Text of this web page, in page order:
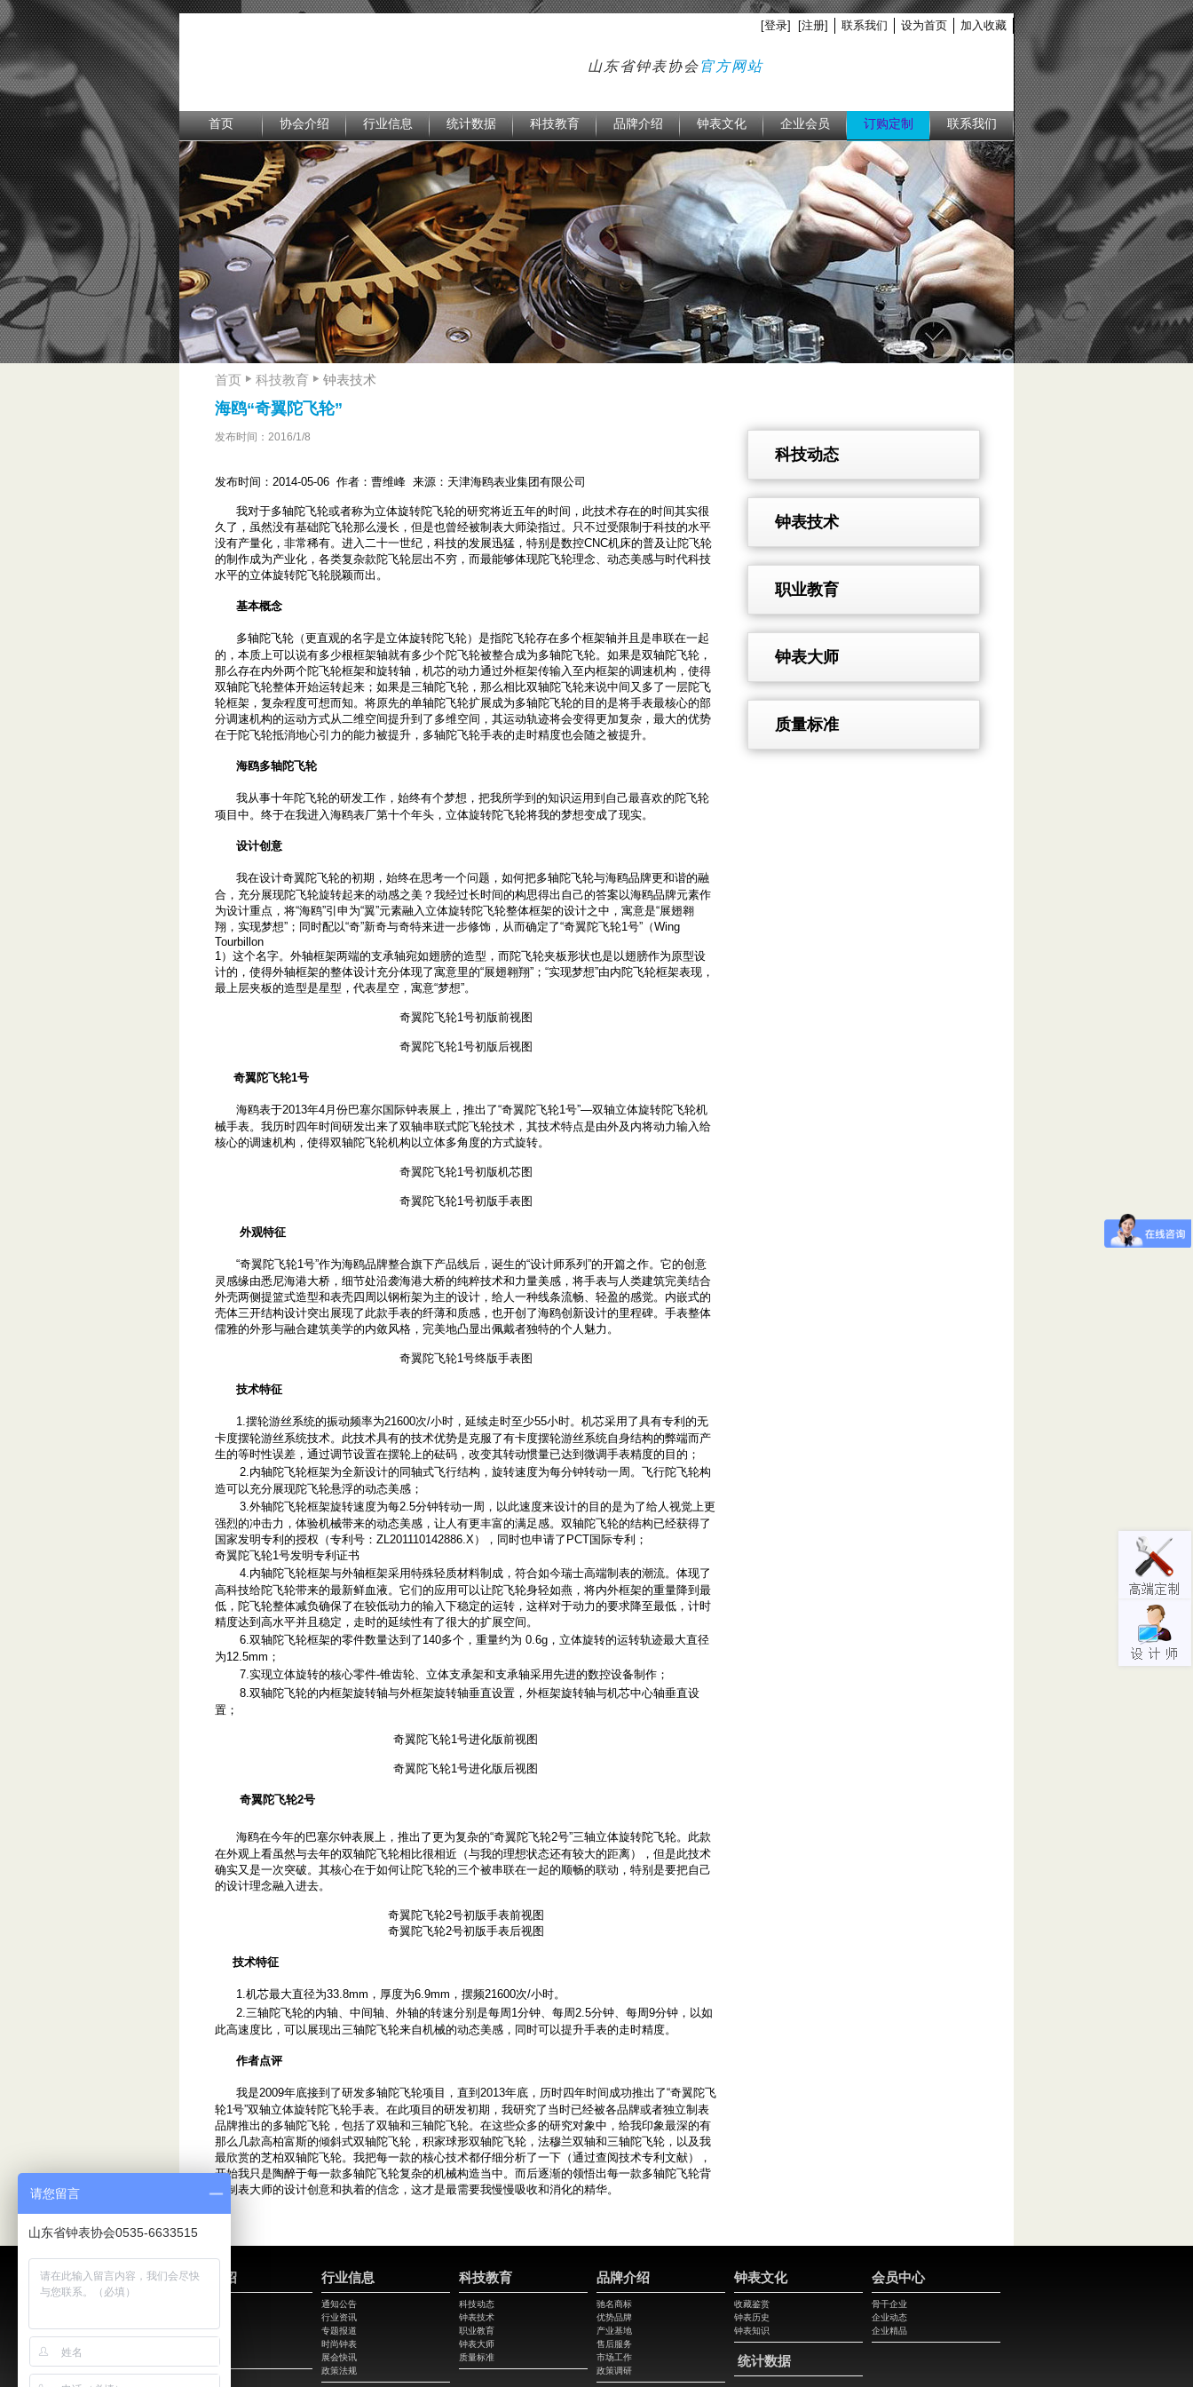
[登录] [注册] 联系我们 设为首页 加入收藏
山东省钟表协会官方网站
首页 协会介绍 行业信息 统计数据 科技教育 品牌介绍 钟表文化 企业会员 订购定制 联系我们
首页 科技教育 钟表技术
海鸥“奇翼陀飞轮”
发布时间：2016/1/8
发布时间：2014-05-06 作者：曹维峰 来源：天津海鸥表业集团有限公司
我对于多轴陀飞轮或者称为立体旋转陀飞轮的研究将近五年的时间，此技术存在的时间其实很
久了，虽然没有基础陀飞轮那么漫长，但是也曾经被制表大师染指过。只不过受限制于科技的水平
没有产量化，非常稀有。进入二十一世纪，科技的发展迅猛，特别是数控CNC机床的普及让陀飞轮
的制作成为产业化，各类复杂款陀飞轮层出不穷，而最能够体现陀飞轮理念、动态美感与时代科技
水平的立体旋转陀飞轮脱颖而出。
基本概念
多轴陀飞轮（更直观的名字是立体旋转陀飞轮）是指陀飞轮存在多个框架轴并且是串联在一起
的，本质上可以说有多少根框架轴就有多少个陀飞轮被整合成为多轴陀飞轮。如果是双轴陀飞轮，
那么存在内外两个陀飞轮框架和旋转轴，机芯的动力通过外框架传输入至内框架的调速机构，使得
双轴陀飞轮整体开始运转起来；如果是三轴陀飞轮，那么相比双轴陀飞轮来说中间又多了一层陀飞
轮框架，复杂程度可想而知。将原先的单轴陀飞轮扩展成为多轴陀飞轮的目的是将手表最核心的部
分调速机构的运动方式从二维空间提升到了多维空间，其运动轨迹将会变得更加复杂，最大的优势
在于陀飞轮抵消地心引力的能力被提升，多轴陀飞轮手表的走时精度也会随之被提升。
海鸥多轴陀飞轮
我从事十年陀飞轮的研发工作，始终有个梦想，把我所学到的知识运用到自己最喜欢的陀飞轮
项目中。终于在我进入海鸥表厂第十个年头，立体旋转陀飞轮将我的梦想变成了现实。
设计创意
我在设计奇翼陀飞轮的初期，始终在思考一个问题，如何把多轴陀飞轮与海鸥品牌更和谐的融
合，充分展现陀飞轮旋转起来的动感之美？我经过长时间的构思得出自己的答案以海鸥品牌元素作
为设计重点，将“海鸥”引申为“翼”元素融入立体旋转陀飞轮整体框架的设计之中，寓意是“展翅翱
翔，实现梦想”；同时配以“奇”新奇与奇特来进一步修饰，从而确定了“奇翼陀飞轮1号”（Wing
Tourbillon
1）这个名字。外轴框架两端的支承轴宛如翅膀的造型，而陀飞轮夹板形状也是以翅膀作为原型设
计的，使得外轴框架的整体设计充分体现了寓意里的“展翅翱翔”；“实现梦想”由内陀飞轮框架表现，
最上层夹板的造型是星型，代表星空，寓意“梦想”。
奇翼陀飞轮1号初版前视图
奇翼陀飞轮1号初版后视图
奇翼陀飞轮1号
海鸥表于2013年4月份巴塞尔国际钟表展上，推出了“奇翼陀飞轮1号”—双轴立体旋转陀飞轮机
械手表。我历时四年时间研发出来了双轴串联式陀飞轮技术，其技术特点是由外及内将动力输入给
核心的调速机构，使得双轴陀飞轮机构以立体多角度的方式旋转。
奇翼陀飞轮1号初版机芯图
奇翼陀飞轮1号初版手表图
外观特征
“奇翼陀飞轮1号”作为海鸥品牌整合旗下产品线后，诞生的“设计师系列”的开篇之作。它的创意
灵感缘由悉尼海港大桥，细节处沿袭海港大桥的纯粹技术和力量美感，将手表与人类建筑完美结合
外壳两侧提篮式造型和表壳四周以钢桁架为主的设计，给人一种线条流畅、轻盈的感觉。内嵌式的
壳体三开结构设计突出展现了此款手表的纤薄和质感，也开创了海鸥创新设计的里程碑。手表整体
儒雅的外形与融合建筑美学的内敛风格，完美地凸显出佩戴者独特的个人魅力。
奇翼陀飞轮1号终版手表图
技术特征
1.摆轮游丝系统的振动频率为21600次/小时，延续走时至少55小时。机芯采用了具有专利的无
卡度摆轮游丝系统技术。此技术具有的技术优势是克服了有卡度摆轮游丝系统自身结构的弊端而产
生的等时性误差，通过调节设置在摆轮上的砝码，改变其转动惯量已达到微调手表精度的目的；
2.内轴陀飞轮框架为全新设计的同轴式飞行结构，旋转速度为每分钟转动一周。飞行陀飞轮构
造可以充分展现陀飞轮悬浮的动态美感；
3.外轴陀飞轮框架旋转速度为每2.5分钟转动一周，以此速度来设计的目的是为了给人视觉上更
强烈的冲击力，体验机械带来的动态美感，让人有更丰富的满足感。双轴陀飞轮的结构已经获得了
国家发明专利的授权（专利号：ZL201110142886.X），同时也申请了PCT国际专利；
奇翼陀飞轮1号发明专利证书
4.内轴陀飞轮框架与外轴框架采用特殊轻质材料制成，符合如今瑞士高端制表的潮流。体现了
高科技给陀飞轮带来的最新鲜血液。它们的应用可以让陀飞轮身轻如燕，将内外框架的重量降到最
低，陀飞轮整体减负确保了在较低动力的输入下稳定的运转，这样对于动力的要求降至最低，计时
精度达到高水平并且稳定，走时的延续性有了很大的扩展空间。
6.双轴陀飞轮框架的零件数量达到了140多个，重量约为 0.6g，立体旋转的运转轨迹最大直径
为12.5mm；
7.实现立体旋转的核心零件-锥齿轮、立体支承架和支承轴采用先进的数控设备制作；
8.双轴陀飞轮的内框架旋转轴与外框架旋转轴垂直设置，外框架旋转轴与机芯中心轴垂直设
置；
奇翼陀飞轮1号进化版前视图
奇翼陀飞轮1号进化版后视图
奇翼陀飞轮2号
海鸥在今年的巴塞尔钟表展上，推出了更为复杂的“奇翼陀飞轮2号”三轴立体旋转陀飞轮。此款
在外观上看虽然与去年的双轴陀飞轮相比很相近（与我的理想状态还有较大的距离），但是此技术
确实又是一次突破。其核心在于如何让陀飞轮的三个被串联在一起的顺畅的联动，特别是要把自己
的设计理念融入进去。
奇翼陀飞轮2号初版手表前视图
奇翼陀飞轮2号初版手表后视图
技术特征
1.机芯最大直径为33.8mm，厚度为6.9mm，摆频21600次/小时。
2.三轴陀飞轮的内轴、中间轴、外轴的转速分别是每周1分钟、每周2.5分钟、每周9分钟，以如
此高速度比，可以展现出三轴陀飞轮来自机械的动态美感，同时可以提升手表的走时精度。
作者点评
我是2009年底接到了研发多轴陀飞轮项目，直到2013年底，历时四年时间成功推出了“奇翼陀飞
轮1号”双轴立体旋转陀飞轮手表。在此项目的研发初期，我研究了当时已经被各品牌或者独立制表
品牌推出的多轴陀飞轮，包括了双轴和三轴陀飞轮。在这些众多的研究对象中，给我印象最深的有
那么几款高柏富斯的倾斜式双轴陀飞轮，积家球形双轴陀飞轮，法穆兰双轴和三轴陀飞轮，以及我
最欣赏的芝柏双轴陀飞轮。我把每一款的核心技术都仔细分析了一下（通过查阅技术专利文献），
开始我只是陶醉于每一款多轴陀飞轮复杂的机械构造当中。而后逐渐的领悟出每一款多轴陀飞轮背
后制表大师的设计创意和执着的信念，这才是最需要我慢慢吸收和消化的精华。
科技动态
钟表技术
职业教育
钟表大师
质量标准
协会介绍
协会机构
行业信息
通知公告
行业资讯
专题报道
时尚钟表
展会快讯
政策法规
科技教育
科技动态
钟表技术
职业教育
钟表大师
质量标准
品牌介绍
驰名商标
优势品牌
产业基地
售后服务
市场工作
政策调研
钟表文化
收藏鉴赏
钟表历史
钟表知识
统计数据
会员中心
骨干企业
企业动态
企业精品
请您留言
山东省钟表协会0535-6633515